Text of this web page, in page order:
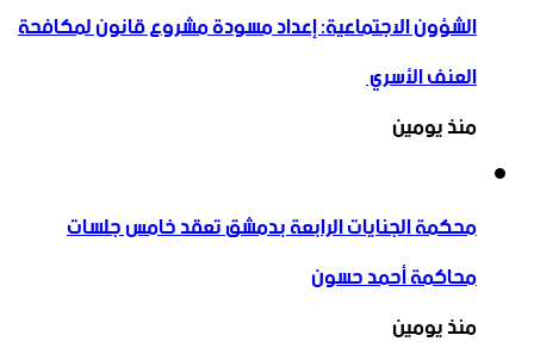
الشؤون الاجتماعية: إعداد مسودة مشروع قانون لمكافحة
العنف الأسري ‏
منذ يومين
محكمة الجنايات الرابعة بدمشق تعقد خامس جلسات
محاكمة أحمد حسون
منذ يومين